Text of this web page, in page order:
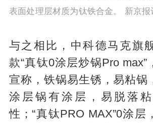
表面处理层材质为钛铁合金。 新京
与之相比，中科德马克旗
款“真钛0涂层炒锅Pro max”
宣称，铁锅易生锈，易粘锅
涂层锅有涂层，易脱落
性；“真钛PRO MAX”0涂层